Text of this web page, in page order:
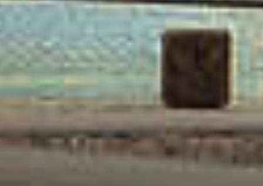
CHOIX DE RIMAY ROUGE